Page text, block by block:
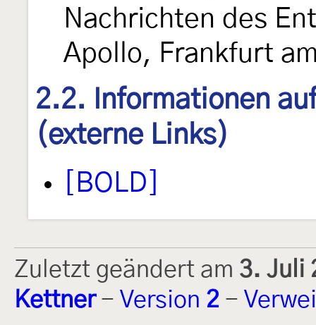
Nachrichten des
Apollo, Frankfurt
2.2. Informationen
(externe Links)
[BOLD]
Zuletzt geändert am 3. Juli
Kettner- Version 2 -